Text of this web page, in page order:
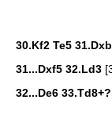
30.Kf2 Te5
31...Dxf5 32.Ld3
32...De6 33.Td8+?